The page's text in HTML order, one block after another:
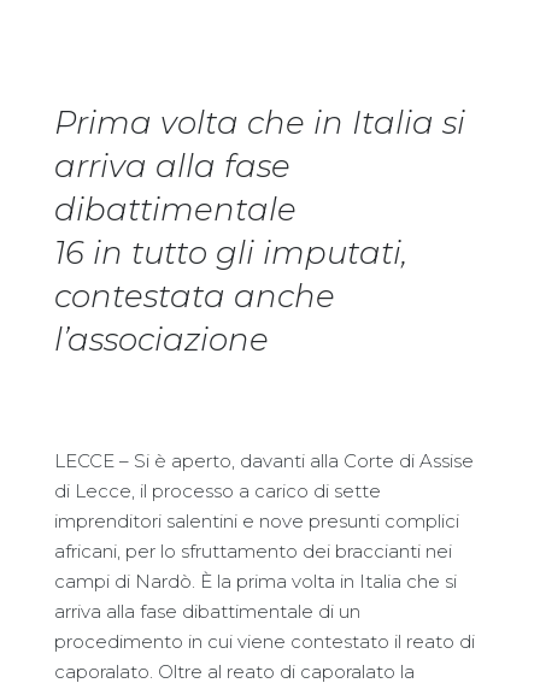
Prima volta che in Italia si
arriva alla fase
dibattimentale
16 in tutto gli imputati,
contestata anche
l’associazione
LECCE – Si è aperto, davanti alla Corte di Assise
di Lecce, il processo a carico di sette
imprenditori salentini e nove presunti complici
africani, per lo sfruttamento dei braccianti nei
campi di Nardò. È la prima volta in Italia che si
arriva alla fase dibattimentale di un
procedimento in cui viene contestato il reato di
caporalato. Oltre al reato di caporalato la